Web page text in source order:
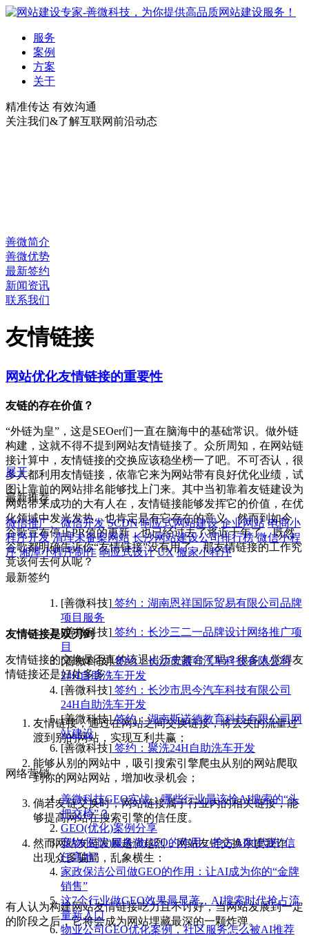
服务
案例
方案
关于
精准传达 有效沟通
关注我们&了解互联网前沿动态
善微简介
善微优势
最新签约
新闻资讯
联系我们
友情链接
网站优化友情链接的重要性
友链的存在价值？
“外链为皇”，这是SEOer们一直在脑海中的基础常识。做外链
构建，这就不得不提到网站友情链接了。众所周知，在网站链
接计算中，友情链接的交换应该稳坐榜一了吧。不可否认，很
多人都利用友情链接，依靠它来为网站带有良好优化业绩，试
图让靠前的网站排名能够找上门来。其中当初靠着友链建设为
网站带来成功的大有人在，友情链接能够发挥它的价值，在优
化领域中发光发热，也肯定是有它存在的意义。然而到如今，
谷歌宣布停止PR值的更新，也已经过去了将近十年了。既然
谷歌都明确告诉你“友情链接”没有用了，那友情链接的工作究
竟该何去何从呢？
友情链接是双刃剑
友情链接的交换是否真的该退出历史舞台了吗？很多人觉得友
情链接还是好处多多：
友情链接，通过在网站之间交换链接，将丢失的流量过
渡到别的网站，实现互利共赢；
能够从别的网站中，吸引搜索引擎爬虫从别的网站爬取
到你的网站网站，增加收录机会；
倘若友链交换时，网站链接属于行业内的相关链接，能
够提高网站在搜索引擎的信任度。
然而网站友链发展越演越烈，网站友链交换尔虞我诈、
出现众多骗局，乱象横生：
有人认为构建网站友情链接吃力且不讨好，当网站发展到一定
的阶段之后，它将会成为网站埋藏最深的一颗炸弹。
展开
最新推荐
微信推广、微信开发 SCDN 响应式网站建设 企业网站 电商小
程序开发 清理未备案网站 长沙网站建设公司排行榜 微信小程
序 湘潭小程序制作 响应式设计 UX 搬家小程序
最新签约
[善微科技] 签约：湖南恩祥国际贸易有限公司品牌
项目服务
[善微科技] 签约：长沙三二一品牌设计网络推广项
目
[善微科技]签约：长沙市诚可汽车科技有限公司
24H自助洗车开发
[善微科技] 签约：长沙市思今汽车科技有限公司
24H自助洗车开发
[善微科技]签约：湖南斯诺德教育科技有限公司网
站建设
[善微科技] 签约：聚洗24H自助洗车开发
网络营销
善微科技GEO实战：哪些行业最该抢AI搜索的“头
把交椅”？
GEO(优化)案例分享
宠物(医院)服务做GEO的作用：抢占AI时代的“信
任高地”
家政保洁公司做GEO的作用：让AI成为你的“金牌
销售”
这7个行业做GEO效果最显著，AI搜索时代抢占流
量新入口
物业公司GEO优化案例，社区服务怎么被AI推荐